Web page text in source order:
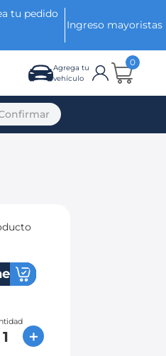
tu pedido
Ingreso mayoristas
Agrega tu
vehículo
0
＋